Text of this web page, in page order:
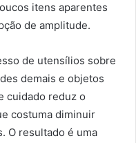
itens aparentes
de amplitude.
de utensílios sobre
demais e objetos
cuidado reduz o
costuma diminuir
O resultado é uma